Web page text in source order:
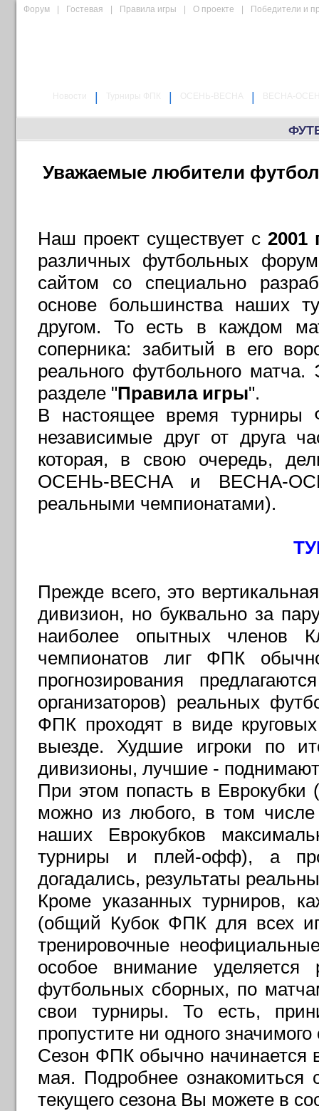
Форум Гостевая Правила игры О проекте Победители и
Уважаемые любители
Наш проект существует с 2001
различных футбольных
сайтом со специально
основе большинства наших
другом. То есть в каждом
соперника: забитый в его
реального футбольного
разделе "Правила игры".
В настоящее время турниры
независимые друг от друга
которая, в свою очередь,
ОСЕНЬ-ВЕСНА и ВЕСНА-
реальными чемпионатами).
Прежде всего, это
дивизион, но буквально за
наиболее опытных членов
чемпионатов лиг ФПК
прогнозирования
организаторов) реальных
ФПК проходят в виде
выезде. Худшие игроки по
дивизионы, лучшие -
При этом попасть в
можно из любого, в том
наших Еврокубков
турниры и плей-офф), а
догадались, результаты
Кроме указанных турниров,
(общий Кубок ФПК для всех
тренировочные
особое внимание уделяется
футбольных сборных, по
свои турниры. То есть,
пропустите ни одного
Сезон ФПК обычно начинается
мая. Подробнее
текущего сезона Вы можете в